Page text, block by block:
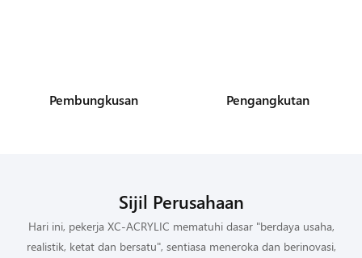
Pembungkusan Pengangkutan
Sijil Perusahaan
Hari ini, pekerja XC-ACRYLIC mematuhi dasar "berdaya usaha,
realistik, ketat dan bersatu", sentiasa meneroka dan berinovasi,